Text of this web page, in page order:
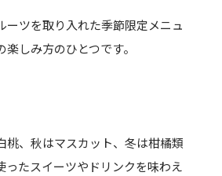
ーツを取り入れた季節限定メニュ
しみ方のひとつです。
桃、秋はマスカット、冬は柑橘類
ったスイーツやドリンクを味わえ